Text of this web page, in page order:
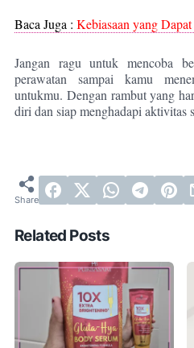
Baca Juga : Kebiasaan yang
Jangan ragu untuk mencoba
perawatan sampai kamu
untukmu. Dengan rambut yang
diri dan siap menghadapi aktivitas
Related Posts